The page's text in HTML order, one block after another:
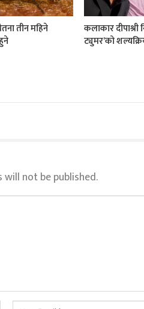
तीन महिने
कलाकार दीपाश्री
ट्युमर’को
not be published.